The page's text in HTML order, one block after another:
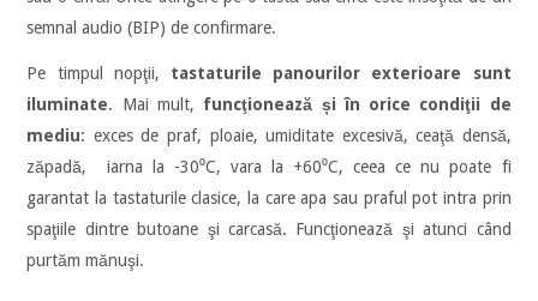
semnal audio (BIP) de confirmare.
Pe timpul nopţii, tastaturile panourilor exterioare sunt
iluminate. Mai mult, funcţionează și în orice condiţii de
mediu: exces de praf, ploaie, umiditate excesivă, ceaţă densă,
zăpadă, iarna la -30⁰C, vara la +60⁰C, ceea ce nu poate fi
garantat la tastaturile clasice, la care apa sau praful pot intra prin
spaţiile dintre butoane şi carcasă. Funcţionează şi atunci când
purtăm mănuşi.